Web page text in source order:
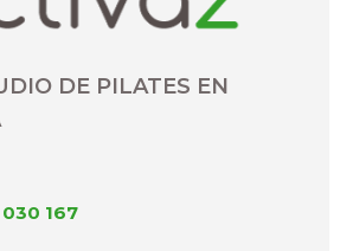
DE PILATES EN
167